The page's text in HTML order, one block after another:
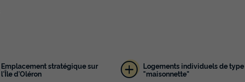
Emplacement stratégique sur
l'Île d'Oléron
Logements individuels de type
"maisonnette"